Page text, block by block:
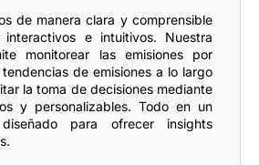
de manera clara y comprensible
interactivos e intuitivos. Nuestra
monitorear las emisiones por
de emisiones a lo largo
la toma de decisiones mediante
y personalizables. Todo en un
para ofrecer insights